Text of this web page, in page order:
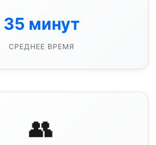
35 минут
СРЕДНЕЕ ВРЕМЯ
👥